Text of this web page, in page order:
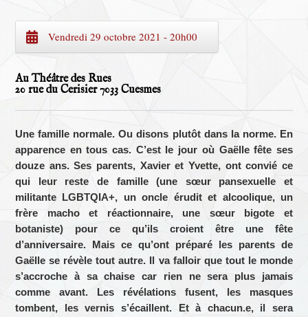
Vendredi 29 octobre 2021 - 20h00
Au Théâtre des Rues
20 rue du Cerisier 7033 Cuesmes
Une famille normale. Ou disons plutôt dans la norme. En
apparence en tous cas. C’est le jour où Gaëlle fête ses
douze ans. Ses parents, Xavier et Yvette, ont convié ce
qui leur reste de famille (une sœur pansexuelle et
militante LGBTQIA+, un oncle érudit et alcoolique, un
frère macho et réactionnaire, une sœur bigote et
botaniste) pour ce qu’ils croient être une fête
d’anniversaire. Mais ce qu’ont préparé les parents de
Gaëlle se révèle tout autre. Il va falloir que tout le monde
s’accroche à sa chaise car rien ne sera plus jamais
comme avant. Les révélations fusent, les masques
tombent, les vernis s’écaillent. Et à chacun.e, il sera